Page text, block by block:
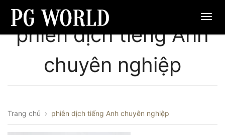
phiên dịch tiếng Anh
chuyên nghiệp
Trang chủ › phiên dịch tiếng Anh chuyên nghiệp